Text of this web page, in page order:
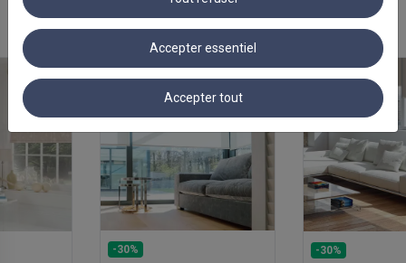
Accepter essentiel
Accepter tout
PRODUITS ASSOCIÉS